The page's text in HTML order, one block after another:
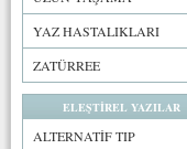
YAZ HASTALIKLARI
ZATÜRREE
ELEŞTİREL YAZILAR
ALTERNATİF TIP